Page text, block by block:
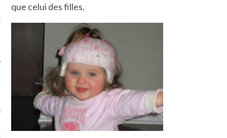
MES DERNIERS
SUR FACEBOOK
QUI MARCHE
journaliste à France
toujours aimé marcher.
conquis mais en
que celui des filles.